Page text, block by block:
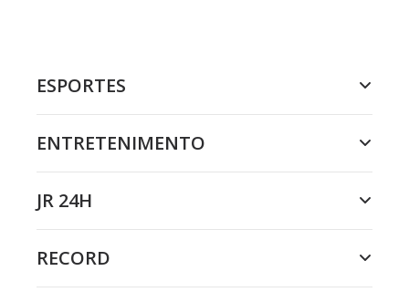
ESPORTES
ENTRETENIMENTO
JR 24H
RECORD